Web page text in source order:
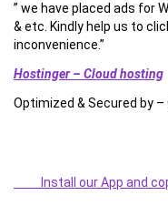
” we have placed ads for
& etc. Kindly help us to
inconvenience.”
Hostinger – Cloud hosting
Optimized & Secured by –
Install our App and